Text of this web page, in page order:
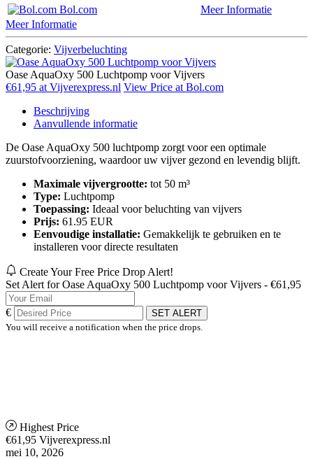
Bol.com
Meer Informatie
Meer Informatie
Categorie: Vijverbeluchting
Oase AquaOxy 500 Luchtpomp voor Vijvers
€61,95 at Vijverexpress.nl View Price at Bol.com
Beschrijving
Aanvullende informatie
De Oase AquaOxy 500 luchtpomp zorgt voor een optimale
zuurstofvoorziening, waardoor uw vijver gezond en levendig blijft.
Maximale vijvergrootte: tot 50 m³
Type: Luchtpomp
Toepassing: Ideaal voor beluchting van vijvers
Prijs: 61.95 EUR
Eenvoudige installatie: Gemakkelijk te gebruiken en te
installeren voor directe resultaten
Create Your Free Price Drop Alert!
Set Alert for Oase AquaOxy 500 Luchtpomp voor Vijvers - €61,95
€
SET ALERT
You will receive a notification when the price drops.
Highest Price
€61,95 Vijverexpress.nl
mei 10, 2026